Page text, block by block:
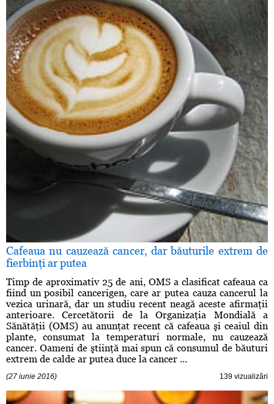
Cafeaua nu cauzează cancer, dar băuturile extrem de
fierbinţi ar putea
Timp de aproximativ 25 de ani, OMS a clasificat cafeaua ca
fiind un posibil cancerigen, care ar putea cauza cancerul la
vezica urinară, dar un studiu recent neagă aceste afirmaţii
anterioare. Cercetătorii de la Organizaţia Mondială a
Sănătăţii (OMS) au anunţat recent că cafeaua şi ceaiul din
plante, consumat la temperaturi normale, nu cauzează
cancer. Oameni de ştiinţă mai spun că consumul de băuturi
extrem de calde ar putea duce la cancer ...
(27 iunie 2016) 139 vizualizări